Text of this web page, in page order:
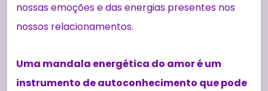
nossas emoções e das energias presentes nos
nossos relacionamentos.
Uma mandala energética do amor é um
instrumento de autoconhecimento que pode